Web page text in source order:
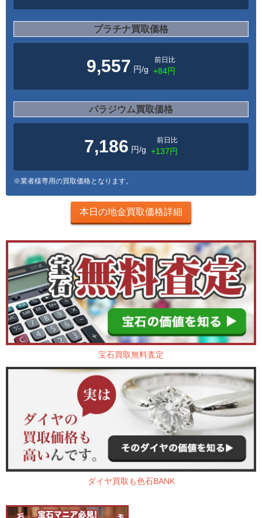
プラチナ買取価格
9,557 円/g
前日比
+84円
パラジウム買取価格
7,186 円/g
前日比
+137円
※業者様専用の買取価格となります。
本日の地金買取価格詳細
宝石買取無料査定
ダイヤ買取も色石BANK